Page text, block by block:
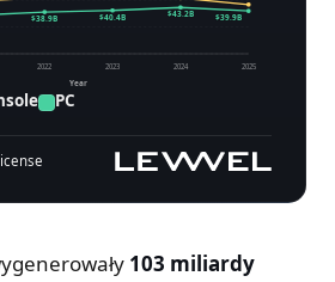
Year
2022 2023 2024 2025
$38.9B $40.4B $43.2B $39.9B
PC
license
Konsole
103 miliardy